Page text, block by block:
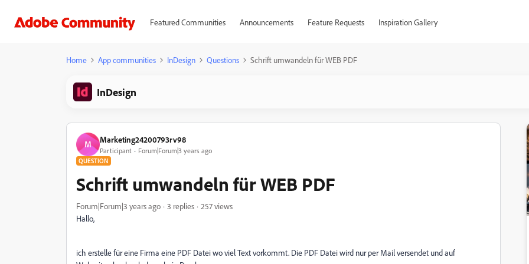
Featured Communities Announcements Feature Requests Inspiration Gallery
Home App communities InDesign Questions Schrift umwandeln für WEB PDF
InDesign
M Marketing24200793rv98
Participant Forum|Forum|3 years ago
QUESTION
Schrift umwandeln für WEB PDF
Forum|Forum|3 years ago 3 replies
257 views
Hallo,
ich erstelle für eine Firma eine PDF Datei wo viel Text vorkommt. Die PDF Datei wird nur per Mail versendet und auf